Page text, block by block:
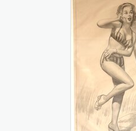
Accédez aux
réservées aux
Découvrez de